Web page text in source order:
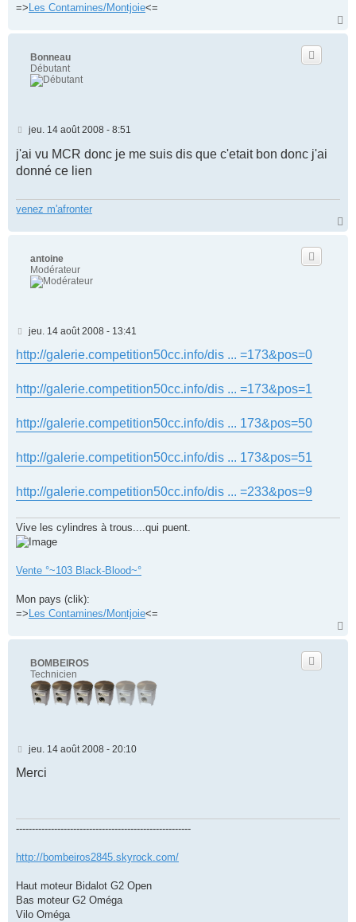
=> Les Contamines/Montjoie<=
Bonneau
Débutant
M
s
a
jeu. 14 août 2008 - 8:51
j'ai vu MCR donc je me suis dis que c'etait bon donc j'ai
donné ce lien
venez m'afronter
a
antoine
Modérateur
M
s
s
g
e
jeu. 14 août 2008 - 13:41
http://galerie.competition50cc.info/dis ... =173&pos=0
http://galerie.competition50cc.info/dis ... =173&pos=1
http://galerie.competition50cc.info/dis ... 173&pos=50
http://galerie.competition50cc.info/dis ... 173&pos=51
http://galerie.competition50cc.info/dis ... =233&pos=9
Vive les cylindres à trous....qui puent.
Vente °~103 Black-Blood~°
Mon pays (clik):
=> Les Contamines/Montjoie<=
BOMBEIROS
Technicien
M
s
jeu. 14 août 2008 - 20:10
Merci
-------------------------------------------------------
http://bombeiros2845.skyrock.com/
Haut moteur Bidalot G2 Open
Bas moteur G2 Oméga
Vilo Oméga